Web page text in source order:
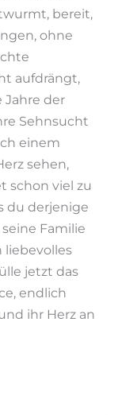
bereit,
ohne
aufdrängt,
Jahre der
Sehnsucht
einem
sehen,
schon viel zu
du derjenige
Familie
liebevolles
jetzt das
endlich
ihr Herz an